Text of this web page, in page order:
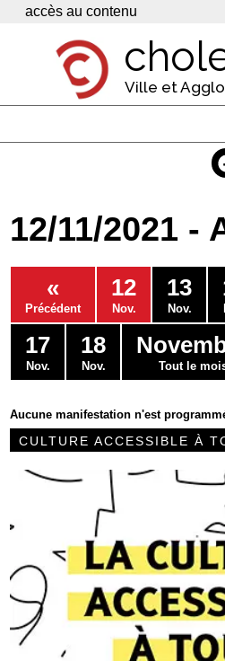
Panneau de gestion des cookies
accès au contenu
Ville et
Economie
Services
Contacts
12/11/2021 -
«
Précédent
12
Nov.
13
Nov.
17
Nov.
18
Nov. Tout le
Aucune manifestation n'est
CULTURE ACCESSIBLE À